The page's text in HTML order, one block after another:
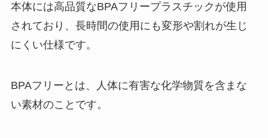
本体には高品質なBPAフリープラスチックが使用
されており、長時間の使用にも変形や割れが生じ
にくい仕様です。
BPAフリーとは、人体に有害な化学物質を含まな
い素材のことです。